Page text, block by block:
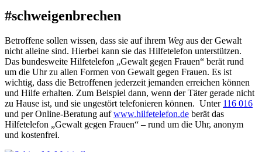
#schweigenbrechen
Betroffene sollen wissen, dass sie auf ihrem Weg aus der Gewalt
nicht alleine sind. Hierbei kann sie das Hilfetelefon unterstützen.
Das bundesweite Hilfetelefon „Gewalt gegen Frauen“ berät rund
um die Uhr zu allen Formen von Gewalt gegen Frauen. Es ist
wichtig, dass die Betroffenen jederzeit jemanden erreichen können
und Hilfe erhalten. Zum Beispiel dann, wenn der Täter gerade nicht
zu Hause ist, und sie ungestört telefonieren können. Unter 116 016
und per Online-Beratung aufwww.hilfetelefon.de berät das
Hilfetelefon „Gewalt gegen Frauen“ – rund um die Uhr, anonym
und kostenfrei.